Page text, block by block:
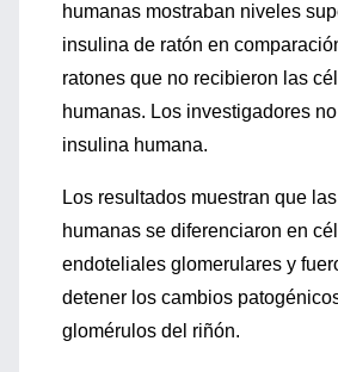
humanas mostraban niveles
insulina de ratón en
ratones que no recibieron las
humanas. Los investigadores
insulina humana.
Los resultados muestran que
humanas se diferenciaron en
endoteliales glomerulares y
detener los cambios
glomérulos del riñón.